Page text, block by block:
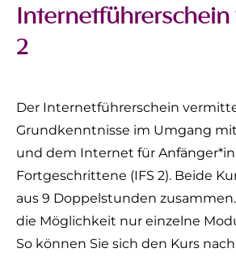
Internetführerschein
2
Der Internetführerschein
Grundkenntnisse im Umgang
und dem Internet für
Fortgeschrittene (IFS 2). Beide
aus 9 Doppelstunden
die Möglichkeit nur einzelne
So können Sie sich den Kurs